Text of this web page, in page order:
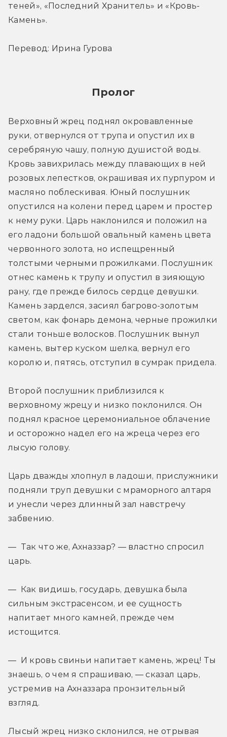
теней», «Последний Хранитель» и «Кровь-
Камень».
Перевод: Ирина Гурова
Пролог
Верховный жрец поднял окровавленные
руки, отвернулся от трупа и опустил их в
серебряную чашу, полную душистой воды.
Кровь завихрилась между плавающих в ней
розовых лепестков, окрашивая их пурпуром и
масляно поблескивая. Юный послушник
опустился на колени перед царем и простер
к нему руки. Царь наклонился и положил на
его ладони большой овальный камень цвета
червонного золота, но испещренный
толстыми черными прожилками. Послушник
отнес камень к трупу и опустил в зияющую
рану, где прежде билось сердце девушки.
Камень зарделся, засиял багрово-золотым
светом, как фонарь демона, черные прожилки
стали тоньше волосков. Послушник вынул
камень, вытер куском шелка, вернул его
королю и, пятясь, отступил в сумрак придела.
Второй послушник приблизился к
верховному жрецу и низко поклонился. Он
поднял красное церемониальное облачение
и осторожно надел его на жреца через его
лысую голову.
Царь дважды хлопнул в ладоши, прислужники
подняли труп девушки с мраморного алтаря
и унесли через длинный зал навстречу
забвению.
— Так что же, Ахназзар? — властно спросил
царь.
— Как видишь, государь, девушка была
сильным экстрасенсом, и ее сущность
напитает много камней, прежде чем
истощится.
— И кровь свиньи напитает камень, жрец! Ты
знаешь, о чем я спрашиваю, — сказал царь,
устремив на Ахназзара пронзительный
взгляд.
Лысый жрец низко склонился, не отрывая